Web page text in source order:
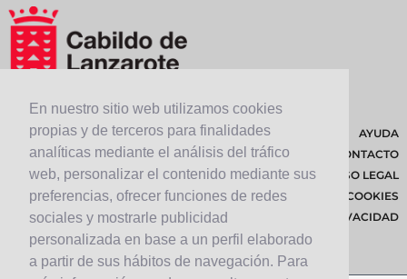
En nuestro sitio web utilizamos cookies
propias y de terceros para finalidades
analíticas mediante el análisis del tráfico
web, personalizar el contenido mediante sus
preferencias, ofrecer funciones de redes
sociales y mostrarle publicidad
personalizada en base a un perfil elaborado
a partir de sus hábitos de navegación. Para
AYUDA
CONTACTO
AVISO LEGAL
POLÍTICA DE COOKIES
POLÍTICA DE PRIVACIDAD